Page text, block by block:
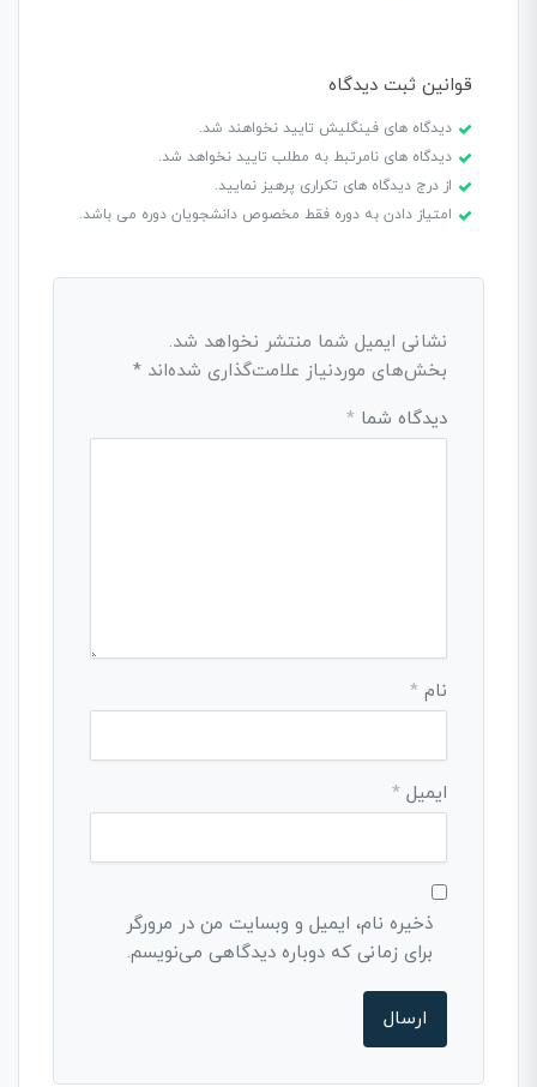
قوانین ثبت دیدگاه
دیدگاه های فینگلیش تایید نخواهند شد.
دیدگاه های نامرتبط به مطلب تایید نخواهد شد.
از درج دیدگاه های تکراری پرهیز نمایید.
امتیاز دادن به دوره فقط مخصوص دانشجویان دوره می باشد.
نشانی ایمیل شما منتشر نخواهد شد.
بخش‌های موردنیاز علامت‌گذاری شده‌اند *
دیدگاه شما *
نام *
ایمیل *
ذخیره نام، ایمیل و وبسایت من در مرورگر
برای زمانی که دوباره دیدگاهی می‌نویسم.